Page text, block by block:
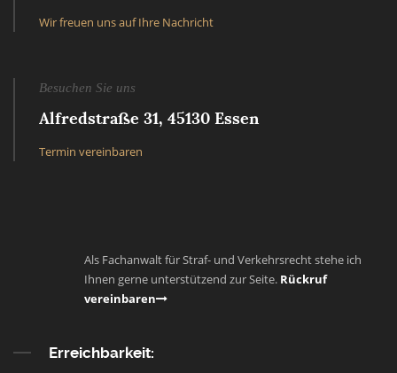
Wir freuen uns auf Ihre Nachricht
Besuchen Sie uns
Alfredstraße 31, 45130 Essen
Termin vereinbaren
Als Fachanwalt für Straf- und Verkehrsrecht stehe ich
Ihnen gerne unterstützend zur Seite. Rückruf
vereinbaren
Erreichbarkeit: